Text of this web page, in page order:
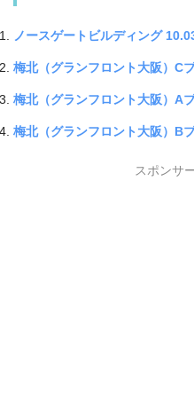
ノースゲートビルディング
梅北（グランフロント大阪）C
梅北（グランフロント大阪）A
梅北（グランフロント大阪）B
スポンサ